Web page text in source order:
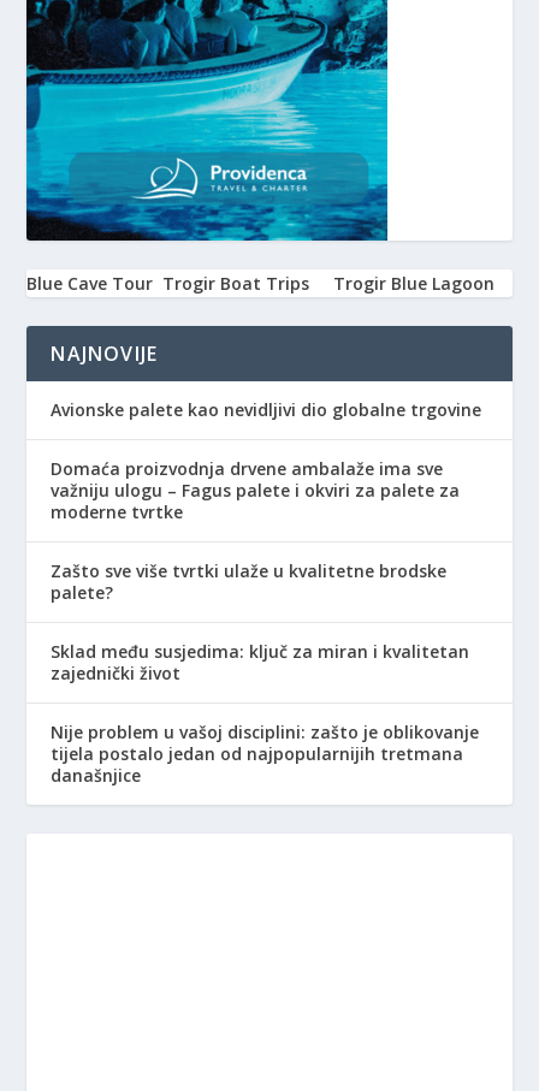
Blue Cave Tour Trogir Boat Trips Trogir Blue Lagoon
NAJNOVIJE
Avionske palete kao nevidljivi dio globalne trgovine
Domaća proizvodnja drvene ambalaže ima sve
važniju ulogu – Fagus palete i okviri za palete za
moderne tvrtke
Zašto sve više tvrtki ulaže u kvalitetne brodske
palete?
Sklad među susjedima: ključ za miran i kvalitetan
zajednički život
Nije problem u vašoj disciplini: zašto je oblikovanje
tijela postalo jedan od najpopularnijih tretmana
današnjice